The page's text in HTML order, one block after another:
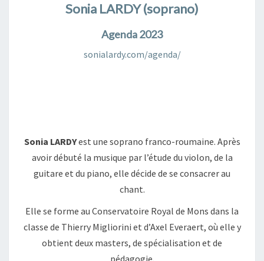
Sonia LARDY (soprano)
Agenda 2023
sonialardy.com/agenda/
Sonia LARDYest une soprano franco-roumaine. Après
avoir débuté la musique par l’étude du violon, de la
guitare et du piano, elle décide de se consacrer au
chant.
Elle se forme au Conservatoire Royal de Mons dans la
classe de Thierry Migliorini et d’Axel Everaert, où elle y
obtient deux masters, de spécialisation et de